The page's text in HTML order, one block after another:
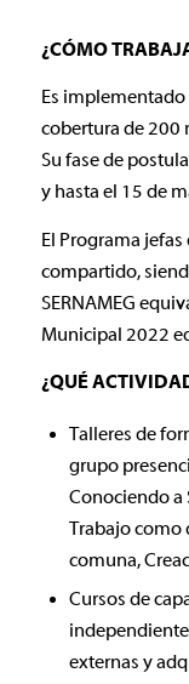
¿CÓMO
Es implementado
cobertura de 200
Su fase de
y hasta el 15 de
El Programa
compartido,
SERNAMEG
Municipal 2022
¿QUÉ
Talleres de
grupo
Conociendo a
Trabajo como
comuna,
Cursos de
externas y